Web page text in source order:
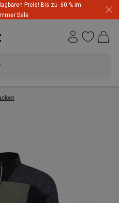
Preis! Bis zu -60 % im
Sale